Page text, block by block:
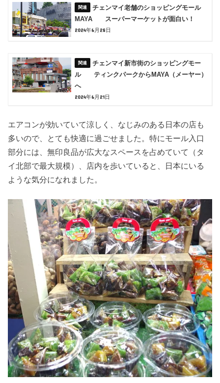
チェンマイ老舗のショッピングモール
MAYA スーパーマーケットが面白い！
2024年6月28日
チェンマイ新市街のショッピングモー
ル ティンクパークからMAYA（メーヤー）
へ
2024年6月21日
エアコンが効いていて涼しく、なじみのある日本の店も
多いので、とても快適に過ごせました。特にモール入口
部分には、無印良品が広大なスペースを占めていて（タ
イ北部で最大規模）、店内を歩いていると、日本にいる
ような気分になれました。